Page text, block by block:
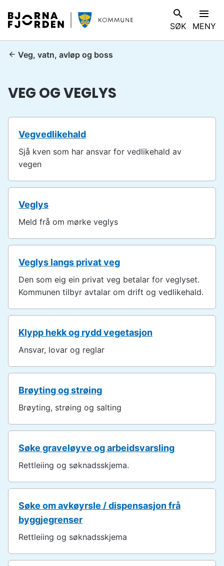
B
j
ø
r
f
k
o
n
SØK
V
I
MENY
D
r
e
Veg, vatn, avløp og boss
VEG OG VEGLYS
Vegvedlikehald
Sjå kven som har ansvar for vedlikehald av
vegen
Veglys
Meld frå om mørke veglys
Veglys langs privat veg
Den som eig ein privat veg betalar for veglyset.
Kommunen tilbyr avtalar om drift og vedlikehald.
Klypp hekk og rydd vegetasjon
Ansvar, lovar og reglar
Brøyting og strøing
Brøyting, strøing og salting
Søke graveløyve og arbeidsvarsling
Rettleiing og søknadsskjema.
Søke om avkøyrsle / dispensasjon frå
byggjegrenser
Rettleiing og søknadsskjema